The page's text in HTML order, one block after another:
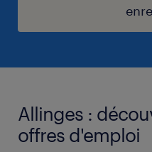
Allinges :
offres d'emploi